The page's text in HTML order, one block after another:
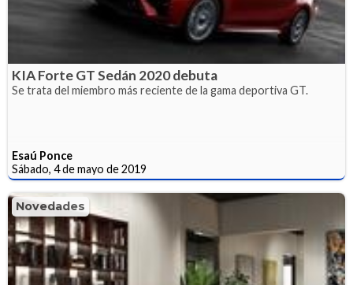
KIA Forte GT Sedán 2020 debuta
Se trata del miembro más reciente de la gama deportiva GT.
Esaú Ponce
Sábado, 4 de mayo de 2019
Novedades